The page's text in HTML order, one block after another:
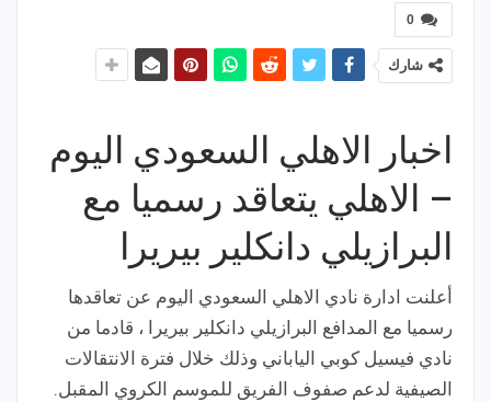
0
شارك
اخبار الاهلي السعودي اليوم
– الاهلي يتعاقد رسميا مع
البرازيلي دانكلير بيريرا
أعلنت ادارة نادي الاهلي السعودي اليوم عن تعاقدها
رسميا مع المدافع البرازيلي دانكلير بيريرا ، قادما من
نادي فيسيل كوبي الياباني وذلك خلال فترة الانتقالات
الصيفية لدعم صفوف الفريق للموسم الكروي المقبل.